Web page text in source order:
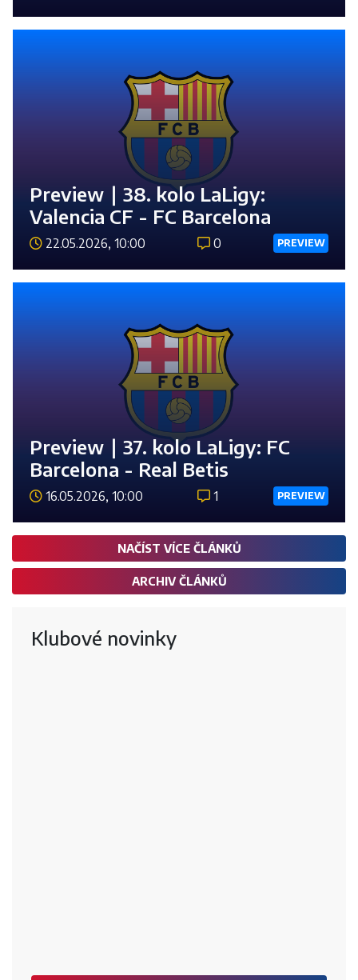
Preview ∣ 38. kolo LaLigy:
Valencia CF - FC Barcelona
22.05.2026, 10:00 0 PREVIEW
Preview ∣ 37. kolo LaLigy: FC
Barcelona - Real Betis
16.05.2026, 10:00 1 PREVIEW
NAČÍST VÍCE ČLÁNKŮ
ARCHIV ČLÁNKŮ
Klubové novinky